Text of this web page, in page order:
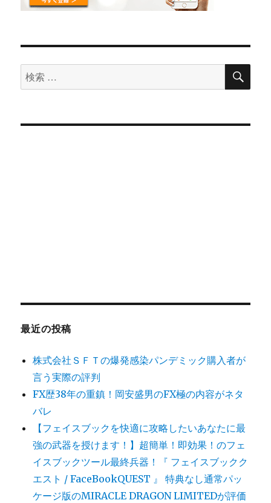
検
索
象:
検
最近の投稿
株式会社ＳＦＴの爆発感染パンデミック購入者が
言う実際の評判
FX歴38年の重鎮！岡安盛男のFX極の内容がネタ
バレ
【フェイスブックを快適に攻略したいあなたに最
強の武器を授けます！】超簡単！即効果！のフェ
イスブックツール最終兵器！『 フェイスブックク
エスト / FaceBookQUEST 』 特典なし通常パッ
ケージ版のMIRACLE DRAGON LIMITEDが評価